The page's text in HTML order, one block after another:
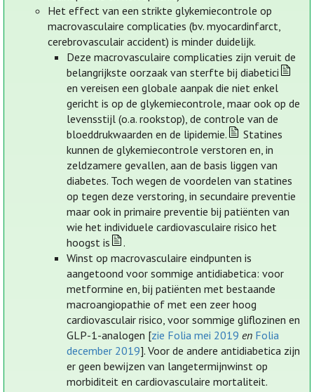
Het effect van een strikte glykemiecontrole op
macrovasculaire complicaties (bv. myocardinfarct,
cerebrovasculair accident) is minder duidelijk.
Deze macrovasculaire complicaties zijn veruit de
belangrijkste oorzaak van sterfte bij diabetici
en vereisen een globale aanpak die niet enkel
gericht is op de glykemiecontrole, maar ook op de
levensstijl (o.a. rookstop), de controle van de
bloeddrukwaarden en de lipidemie.
Statines
kunnen de glykemiecontrole verstoren en, in
zeldzamere gevallen, aan de basis liggen van
diabetes. Toch wegen de voordelen van statines
op tegen deze verstoring, in secundaire preventie
maar ook in primaire preventie bij patiënten van
wie het individuele cardiovasculaire risico het
hoogst is
.
Winst op macrovasculaire eindpunten is
aangetoond voor sommige antidiabetica: voor
metformine en, bij patiënten met bestaande
macroangiopathie of met een zeer hoog
cardiovasculair risico, voor sommige gliflozinen en
GLP-1-analogen [zie Folia mei 2019 en Folia
december 2019]. Voor de andere antidiabetica zijn
er geen bewijzen van langetermijnwinst op
morbiditeit en cardiovasculaire mortaliteit.